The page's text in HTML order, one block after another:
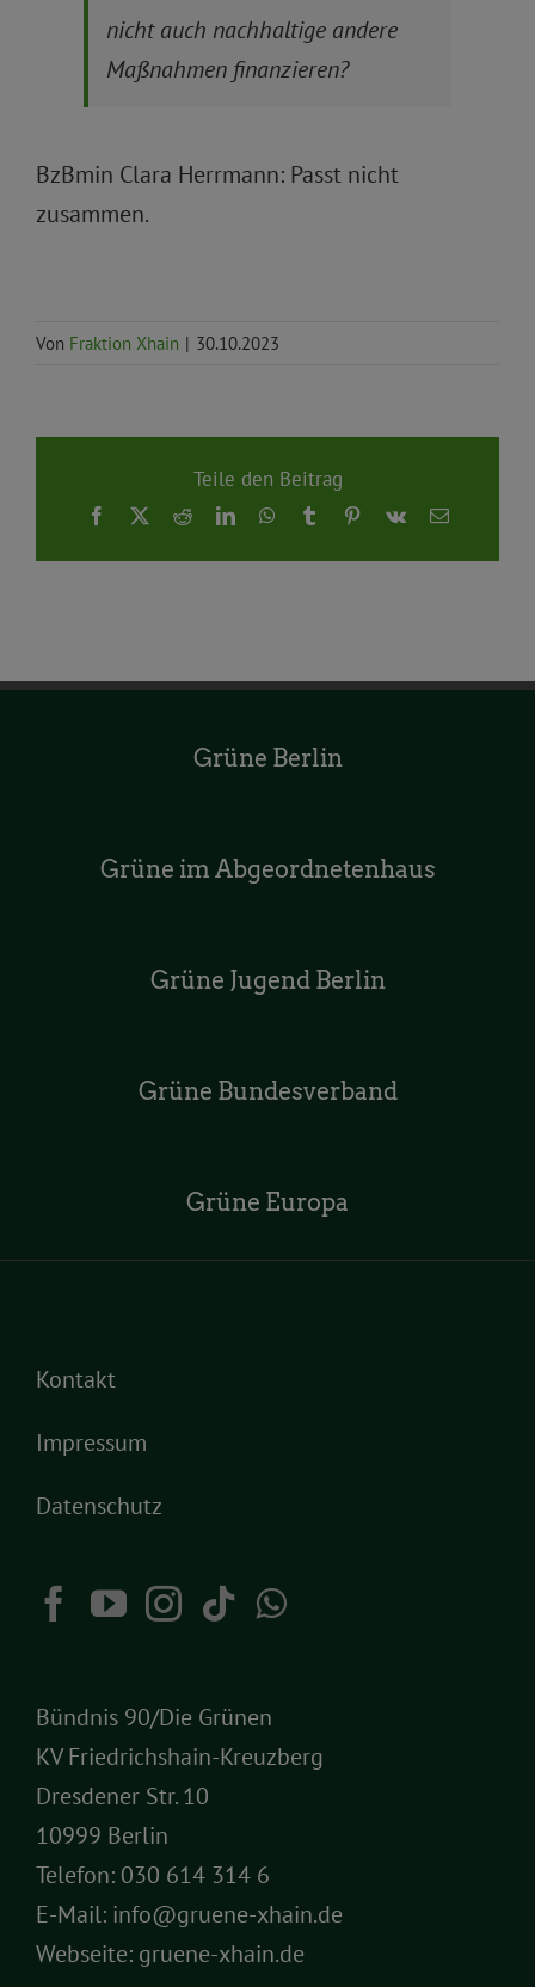
nicht auch nachhaltige andere
Maßnahmen finanzieren?
BzBmin Clara Herrmann: Passt nicht
zusammen.
Von Fraktion Xhain | 30.10.2023
Teile den Beitrag
Facebook
X RedditLinkedInWhatsApp
TumblrPinterest
Vk
E-
Grüne Berlin
Grüne im Abgeordnetenhaus
Grüne Jugend Berlin
Grüne Bundesverband
Grüne Europa
Kontakt
Impressum
Datenschutz
Bündnis 90/Die Grünen
KV Friedrichshain-Kreuzberg
Dresdener Str. 10
10999 Berlin
Telefon: 030 614 314 6
E-Mail: info@gruene-xhain.de
Webseite: gruene-xhain.de